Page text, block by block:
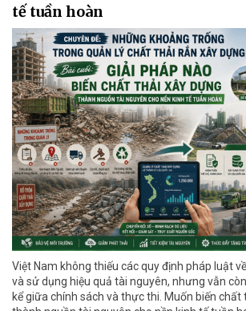
tế tuần hoàn
Việt Nam không thiếu các quy định pháp luật
và sử dụng hiệu quả tài nguyên, nhưng vẫn
kể giữa chính sách và thực thi. Muốn biến chất